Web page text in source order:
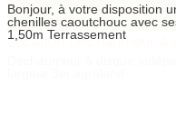
Bonjour, à votre disposition
chenilles caoutchouc avec
1,50m Terrassement